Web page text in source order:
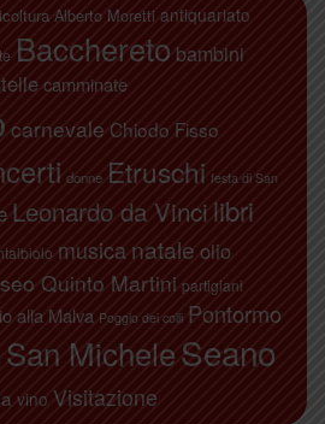
Alberto Moretti antiquariato
Bacchereto bambini
camminate
carnevale Chiodo Fisso
donne Etruschi festa di San
Leonardo da Vinci libri
musica natale olio
Quinto Martini partigiani
alla Malva Poggio dei colli Pontormo
San MicheleSeano
vino Visitazione